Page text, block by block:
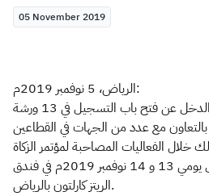
05 November 2019
الرياض، 5 نوفمبر 2019م:
أعلنت الهيئة العامة للزكاة والدخل عن فتح باب التسجيل في 13 ورشة
مع عدد من الجهات في القطاعين
الفعاليات المصاحبة لمؤتمر الزكاة
والضريبة الذي سينعقد خلال يومي 13 و 14 نوفمبر 2019م في فندق
الريتز كارلتون بالرياض.